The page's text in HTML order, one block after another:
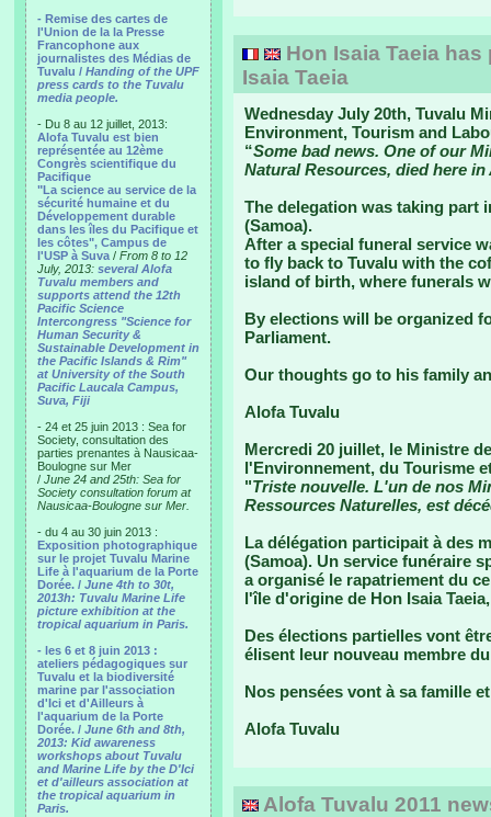
- Remise des cartes de
l'Union de la la Presse
Francophone aux
journalistes des Médias de
Tuvalu / Handing of the UPF
press cards to the Tuvalu
media people.
- Du 8 au 12 juillet, 2013:
Alofa Tuvalu est bien
représentée au 12ème
Congrès scientifique du
Pacifique
"La science au service de la
sécurité humaine et du
Développement durable
dans les îles du Pacifique et
les côtes", Campus de
l'USP à Suva / From 8 to 12
July, 2013: several Alofa
Tuvalu members and
supports attend the 12th
Pacific Science
Intercongress "Science for
Human Security &
Sustainable Development in
the Pacific Islands & Rim"
at University of the South
Pacific Laucala Campus,
Suva, Fiji
- 24 et 25 juin 2013 : Sea for
Society, consultation des
parties prenantes à Nausicaa-
Boulogne sur Mer
/ June 24 and 25th: Sea for
Society consultation forum at
Nausicaa-Boulogne sur Mer.
- du 4 au 30 juin 2013 :
Exposition photographique
sur le projet Tuvalu Marine
Life à l'aquarium de la Porte
Dorée. / June 4th to 30t,
2013h: Tuvalu Marine Life
picture exhibition at the
tropical aquarium in Paris.
- les 6 et 8 juin 2013 :
ateliers pédagogiques sur
Tuvalu et la biodiversité
marine par l'association
d'Ici et d'Ailleurs à
l'aquarium de la Porte
Dorée. / June 6th and 8th,
2013: Kid awareness
workshops about Tuvalu
and Marine Life by the D'Ici
et d'ailleurs association at
the tropical aquarium in
Paris.
Hon Isaia Taeia
Isaia Taeia
Wednesday July 20th, Tuvalu
Environment, Tourism and
“Some bad news. One of our
Natural Resources, died here in
The delegation was taking part
(Samoa).
After a special funeral service
to fly back to Tuvalu with the
island of birth, where funerals
By elections will be organized
Parliament.
Our thoughts go to his family
Alofa Tuvalu
Mercredi 20 juillet, le Ministre
l'Environnement, du Tourisme
"Triste nouvelle. L'un de nos
Ressources Naturelles, est
La délégation participait à des
(Samoa). Un service funéraire
a organisé le rapatriement du
l'île d'origine de Hon Isaia
Des élections partielles vont
élisent leur nouveau membre
Nos pensées vont à sa famille
Alofa Tuvalu
Alofa Tuvalu 2011